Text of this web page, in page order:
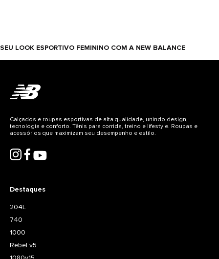
SEU LOOK ESPORTIVO FEMININO COM A NEW BALANCE
Destaques
204L
740
1000
Rebel v5
Calçados e roupas esportivas de alta qualidade, unindo design,
tecnologia e conforto. Tênis para corrida, treino e lifestyle. Roupas e
acessórios que maximizam seu desempenho e estilo.